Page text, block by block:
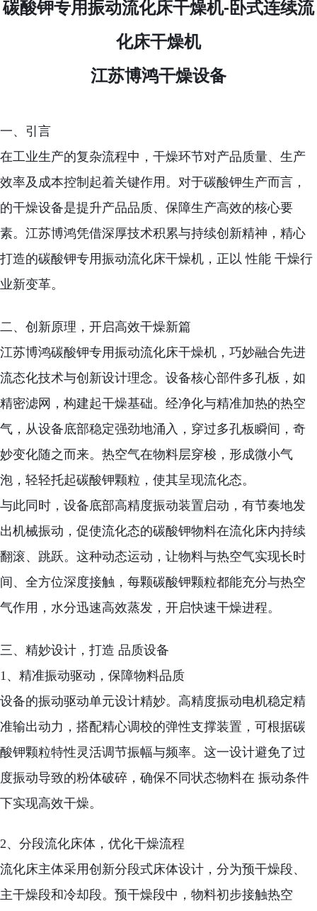
碳酸钾专用振动流化床干燥机-卧式连续流
化床干燥机
江苏博鸿干燥设备
一、引言
在工业生产的复杂流程中，干燥环节对产品质量、生产
效率及成本控制起着关键作用。对于碳酸钾生产而言，
的干燥设备是提升产品品质、保障生产高效的核心要
素。江苏博鸿凭借深厚技术积累与持续创新精神，精心
打造的碳酸钾专用振动流化床干燥机，正以 性能 干燥行
业新变革。
二、创新原理，开启高效干燥新篇
江苏博鸿碳酸钾专用振动流化床干燥机，巧妙融合先进
流态化技术与创新设计理念。设备核心部件多孔板，如
精密滤网，构建起干燥基础。经净化与精准加热的热空
气，从设备底部稳定强劲地涌入，穿过多孔板瞬间，奇
妙变化随之而来。热空气在物料层穿梭，形成微小气
泡，轻轻托起碳酸钾颗粒，使其呈现流化态。
与此同时，设备底部高精度振动装置启动，有节奏地发
出机械振动，促使流化态的碳酸钾物料在流化床内持续
翻滚、跳跃。这种动态运动，让物料与热空气实现长时
间、全方位深度接触，每颗碳酸钾颗粒都能充分与热空
气作用，水分迅速高效蒸发，开启快速干燥进程。
三、精妙设计，打造 品质设备
1、精准振动驱动，保障物料品质
设备的振动驱动单元设计精妙。高精度振动电机稳定精
准输出动力，搭配精心调校的弹性支撑装置，可根据碳
酸钾颗粒特性灵活调节振幅与频率。这一设计避免了过
度振动导致的粉体破碎，确保不同状态物料在 振动条件
下实现高效干燥。
2、分段流化床体，优化干燥流程
流化床主体采用创新分段式床体设计，分为预干燥段、
主干燥段和冷却段。预干燥段中，物料初步接触热空